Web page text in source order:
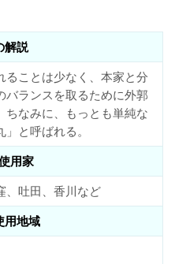
解説
ことは少なく、本家と分
ランスを取るために外郭
ちなみに、もっとも単純な
と呼ばれる。
用家
、吐田、香川など
用地域